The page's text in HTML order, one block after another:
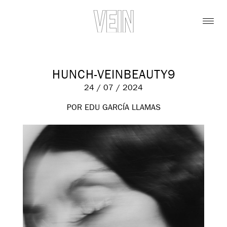
HUNCH-VEINBEAUTY9
24 / 07 / 2024
POR EDU GARCÍA LLAMAS